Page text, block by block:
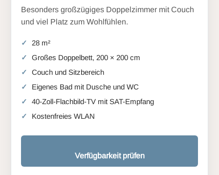
Besonders großzügiges Doppelzimmer mit Couch
und viel Platz zum Wohlfühlen.
28 m²
Großes Doppelbett, 200 × 200 cm
Couch und Sitzbereich
Eigenes Bad mit Dusche und WC
40-Zoll-Flachbild-TV mit SAT-Empfang
Kostenfreies WLAN
Verfügbarkeit prüfen